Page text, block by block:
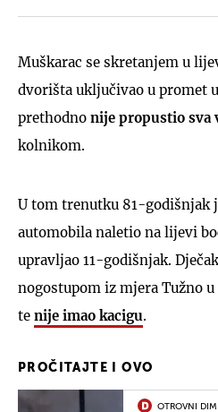
Muškarac se skretanjem u
dvorišta uključivao u promet
prethodno nije propustio sva
kolnikom.
U tom trenutku 81-godišnjak
automobila naletio na lijevi
upravljao 11-godišnjak.
nogostupom iz mjera Tužno
te nije imao kacigu.
PROČITAJTE I OVO
OTROVNI DIM